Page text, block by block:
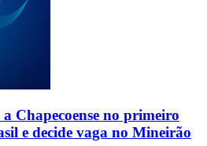
Chapecoense no primeiro
e decide vaga no Mineirão